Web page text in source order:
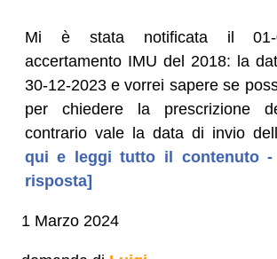
Mi è stata notificata il 01-
accertamento IMU del 2018: la
30-12-2023 e vorrei sapere se
per chiedere la prescrizione
contrario vale la data di invio
qui e leggi tutto il contenuto -
risposta]
1 Marzo 2024